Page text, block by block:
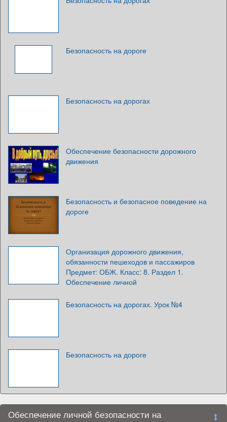
Безопасность на дороге
Безопасность на дорогах
Обеспечение безопасности дорожного
движения
Безопасность и безопасное поведение на
дороге
Организация дорожного движения,
обязанности пешеходов и пассажиров
Предмет: ОБЖ. Класс: 8. Раздел 1.
Обеспечение личной
Безопасность на дорогах. Урок №4
Безопасность на дороге
Обеспечение личной безопасности на